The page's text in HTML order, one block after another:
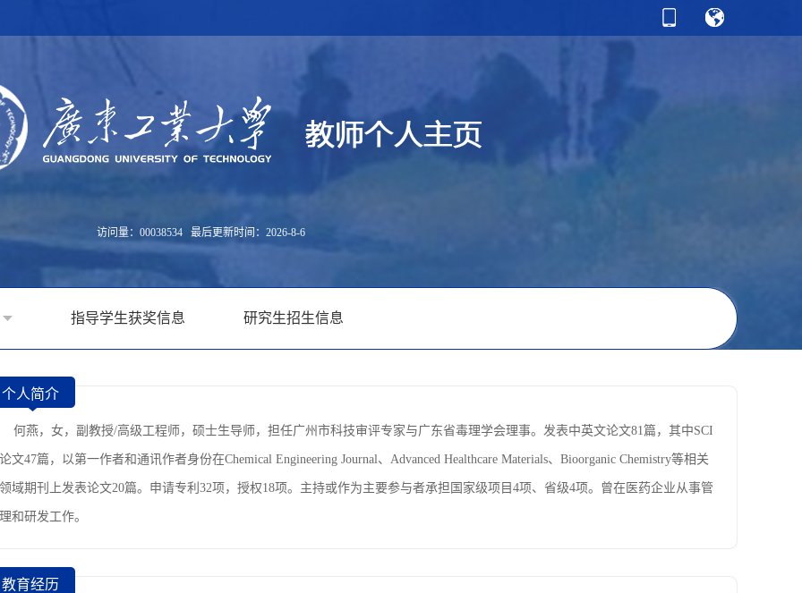
访问量： 00038534 最后更新时间： 2026-8-6
指导学生获奖信息 研究生招生信息
个人简介
何燕，女，副教授/高级工程师，硕士生导师，担任广州市科技审评专家与广东省毒理学会理事。发表中英文论文81篇，其中SCI
论文47篇，以第一作者和通讯作者身份在Chemical Engineering Journal、Advanced Healthcare Materials、Bioorganic Chemistry等相关
领域期刊上发表论文20篇。申请专利32项，授权18项。主持或作为主要参与者承担国家级项目4项、省级4项。曾在医药企业从事管
理和研发工作。
教育经历